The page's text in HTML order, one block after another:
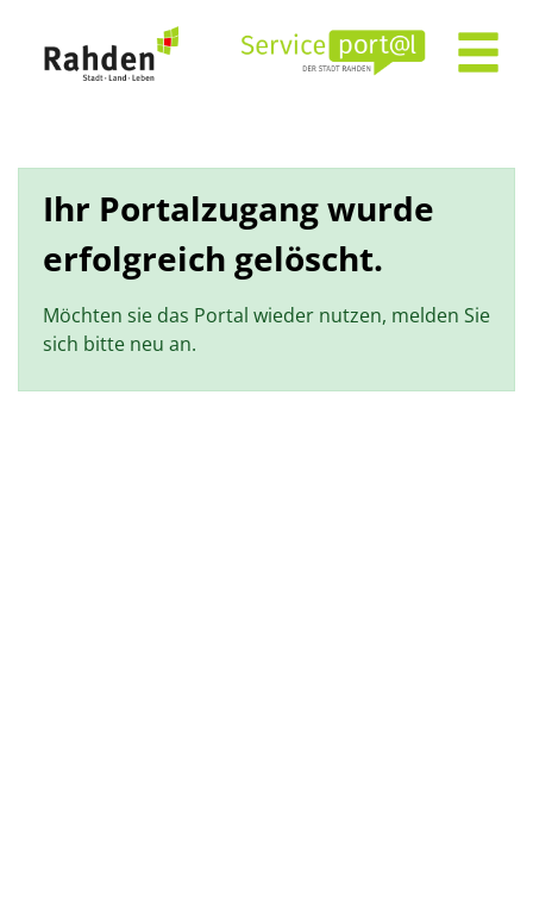
Zum Hauptinhalt springen
Ihr Portalzugang wurde
erfolgreich gelöscht.
Möchten sie das Portal wieder nutzen, melden Sie
sich bitte neu an.